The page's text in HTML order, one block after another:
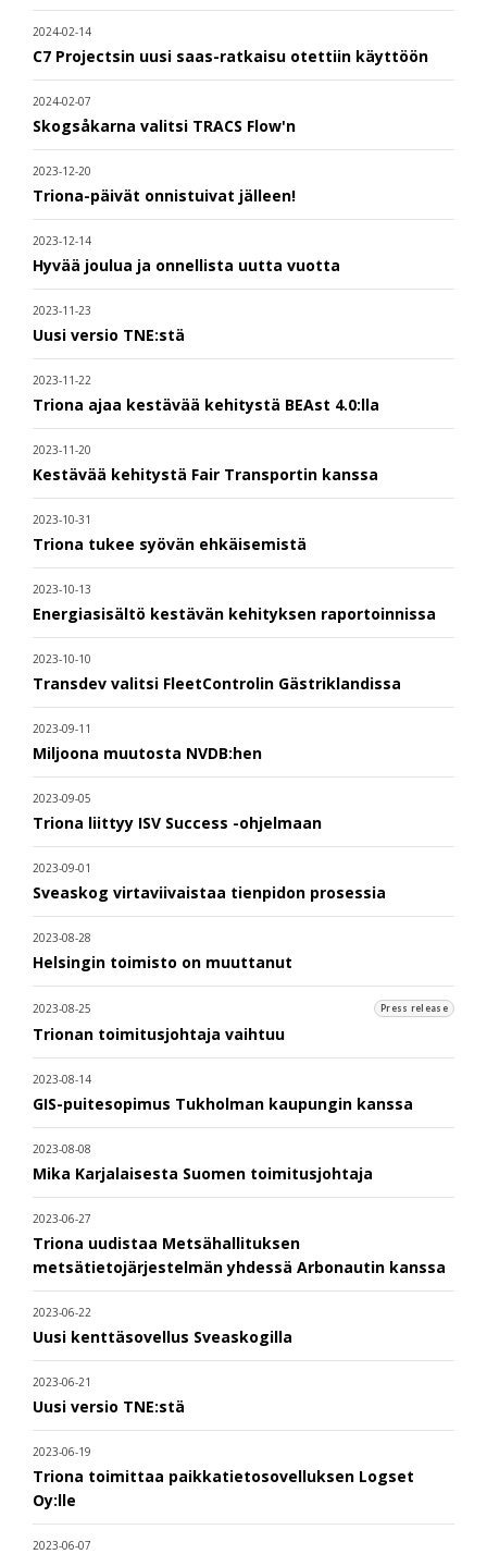
2024-02-14
C7 Projectsin uusi saas-ratkaisu otettiin käyttöön
2024-02-07
Skogsåkarna valitsi TRACS Flow'n
2023-12-20
Triona-päivät onnistuivat jälleen!
2023-12-14
Hyvää joulua ja onnellista uutta vuotta
2023-11-23
Uusi versio TNE:stä
2023-11-22
Triona ajaa kestävää kehitystä BEAst 4.0:lla
2023-11-20
Kestävää kehitystä Fair Transportin kanssa
2023-10-31
Triona tukee syövän ehkäisemistä
2023-10-13
Energiasisältö kestävän kehityksen raportoinnissa
2023-10-10
Transdev valitsi FleetControlin Gästriklandissa
2023-09-11
Miljoona muutosta NVDB:hen
2023-09-05
Triona liittyy ISV Success -ohjelmaan
2023-09-01
Sveaskog virtaviivaistaa tienpidon prosessia
2023-08-28
Helsingin toimisto on muuttanut
2023-08-25 Press release
Trionan toimitusjohtaja vaihtuu
2023-08-14
GIS-puitesopimus Tukholman kaupungin kanssa
2023-08-08
Mika Karjalaisesta Suomen toimitusjohtaja
2023-06-27
Triona uudistaa Metsähallituksen
metsätietojärjestelmän yhdessä Arbonautin kanssa
2023-06-22
Uusi kenttäsovellus Sveaskogilla
2023-06-21
Uusi versio TNE:stä
2023-06-19
Triona toimittaa paikkatietosovelluksen Logset
Oy:lle
2023-06-07